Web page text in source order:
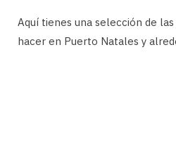
Aquí tienes una selección de
hacer en Puerto Natales y